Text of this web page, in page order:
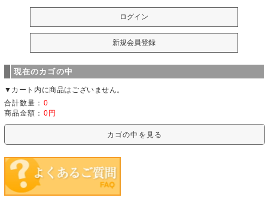
現在のカゴの中
▼カート内に商品はございません。
合計数量： 0
商品金額： 0円
カゴの中を見る